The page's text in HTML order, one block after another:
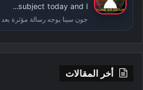
subject today and I...
أخر المقالات